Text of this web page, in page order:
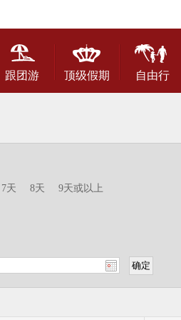
跟团游 顶级假期 自由行
7天 8天 9天或以上